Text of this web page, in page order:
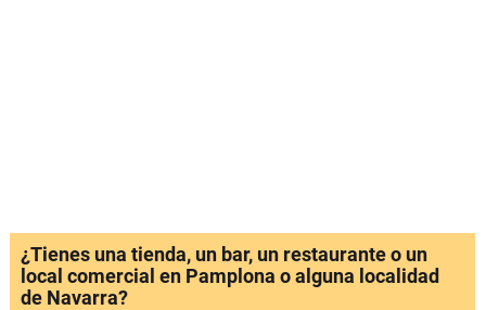
¿Tienes una tienda, un bar, un restaurante o un
local comercial en Pamplona o alguna localidad
de Navarra?